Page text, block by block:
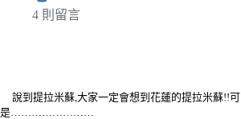
4 則留言
說到提拉米蘇,大家一定會想到花蓮的提拉米蘇!!可
是……………………